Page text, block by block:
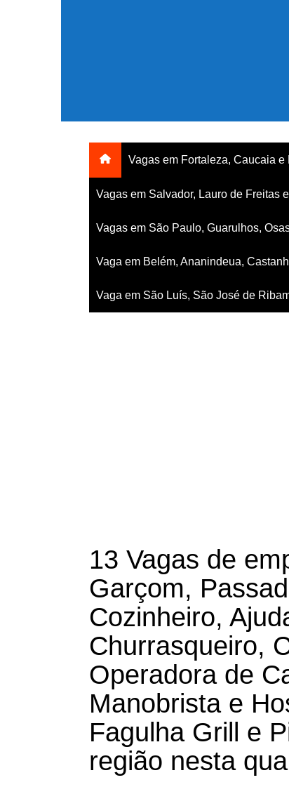
Vagas em Fortaleza, Caucaia e
Vagas em Salvador, Lauro de Freitas
Vagas em São Paulo, Guarulhos,
Vaga em Belém, Ananindeua,
Vaga em São Luís, São José de
13 Vagas de
Garçom,
Cozinheiro,
Churrasqueiro,
Operadora de
Manobrista e
Fagulha Grill e
região nesta